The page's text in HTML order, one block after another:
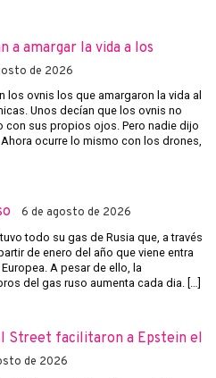
a amargar la vida a los
de 2026
los ovnis los que amargaron la vida al
Unos decían que los ovnis no
con sus propios ojos. Pero nadie dijo
ocurre lo mismo con los drones,
6 de agosto de 2026
todo su gas de Rusia que, a través
de enero del año que viene entra
A pesar de ello, la
del gas ruso aumenta cada dia. […]
Street facilitaron a Epstein el
de 2026